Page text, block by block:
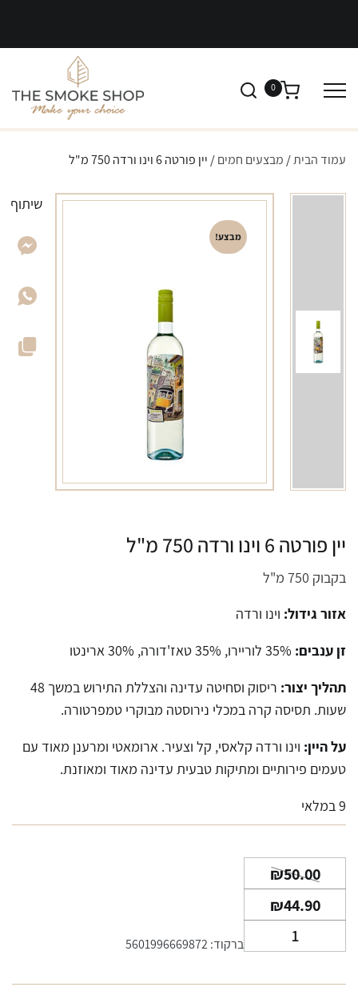
0
עמוד הבית/ מבצעים חמים/ יין פורטה 6 וינו ורדה 750 מ"ל
מבצע!
יין פורטה 6 וינו ורדה 750 מ"ל
בקבוק 750 מ"ל
אזור גידול: וינו ורדה
זן ענבים: 35% לוריירו, 35% טאז'דורה, 30% ארינטו
תהליך יצור:
ריסוק וסחיטה עדינה והצללת התירוש במשך 48
שעות. תסיסה קרה במכלי נירוסטה מבוקרי טמפרטורה.
על היין: וינו ורדה קלאסי, קל וצעיר. ארומאטי ומרענן מאוד עם
טעמים פירותיים ומתיקות טבעית עדינה מאוד ומאוזנת.
9 במלאי
₪50.00המחיר
המקורי
₪44.90
המחיר
הנוכחי
של
ברקוד: 5601996669872
שיתוף